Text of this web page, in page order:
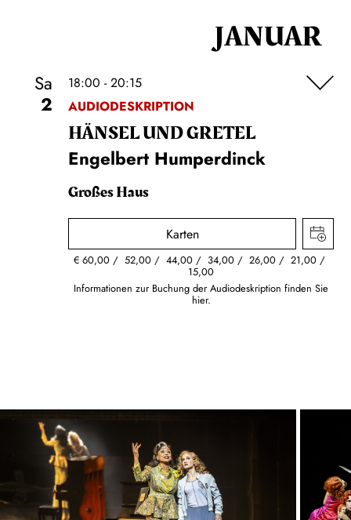
JANUAR
Sa
2
18:00 - 20:15
AUDIODESKRIPTION
HÄNSEL UND GRETEL
Engelbert Humperdinck
Großes Haus
Karten
€60,00 52,00 44,00 34,00 26,00 21,00
15,00
Informationen zur Buchung der Audiodeskription finden Sie
hier.